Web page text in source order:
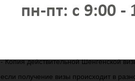
- Копия пенсионного удостоверения
- Копия действительной Шенгенской
если получение визы происходит в